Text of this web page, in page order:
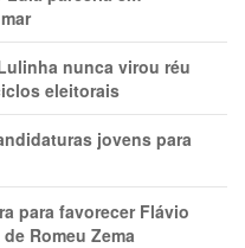
nunca virou réu
eleitorais
jovens para
para favorecer Flávio
Romeu Zema